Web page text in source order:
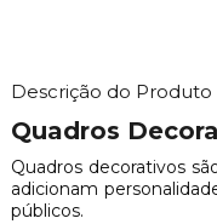
Descrição do Produto
Quadros
Quadros decorativos
adicionam
públicos.